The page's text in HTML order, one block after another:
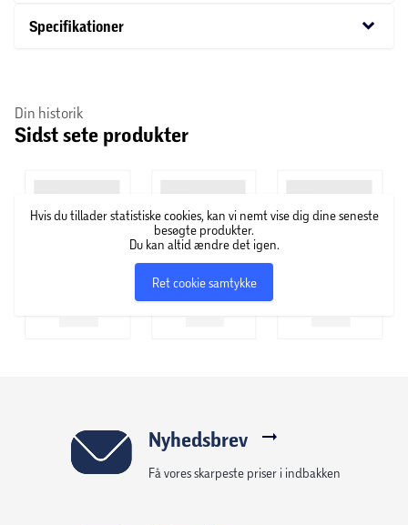
redde sin datter og samtidig få hævn over mordet på sin
Specifikationer keyboard_arrow_down
Din historik
Sidst sete produkter
Hvis du tillader statistiske cookies, kan vi nemt vise dig dine seneste
besøgte produkter.
Du kan altid ændre det igen.
Ret cookie samtykke
Nyhedsbrev
Få vores skarpeste priser i indbakken